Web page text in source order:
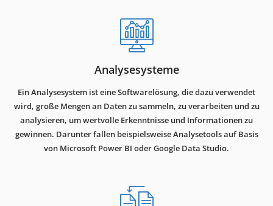
Analysesysteme
Ein Analysesystem ist eine Softwarelösung, die dazu verwendet
wird, große Mengen an Daten zu sammeln, zu verarbeiten und zu
analysieren, um wertvolle Erkenntnisse und Informationen zu
gewinnen. Darunter fallen beispielsweise Analysetools auf Basis
von Microsoft Power BI oder Google Data Studio.